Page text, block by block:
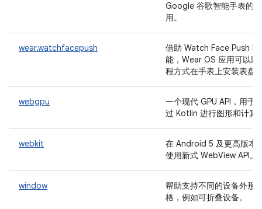
Google 谷歌智能手表的应
用。
wear.watchfacepush
借助 Watch Face Push 功
能，Wear OS 应用可以以
程方式在手表上安装表盘
webgpu
一个现代 GPU API，用于
过 Kotlin 进行图形和计算
webkit
在 Android 5 及更高版本
使用新式 WebView API。
window
帮助支持不同的设备外形
格，例如可折叠设备。